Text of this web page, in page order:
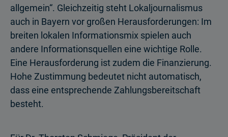
allgemein“. Gleichzeitig steht Lokaljournalismus
auch in Bayern vor großen Herausforderungen: Im
breiten lokalen Informationsmix spielen auch
andere Informationsquellen eine wichtige Rolle.
Eine Herausforderung ist zudem die Finanzierung.
Hohe Zustimmung bedeutet nicht automatisch,
dass eine entsprechende Zahlungsbereitschaft
besteht.